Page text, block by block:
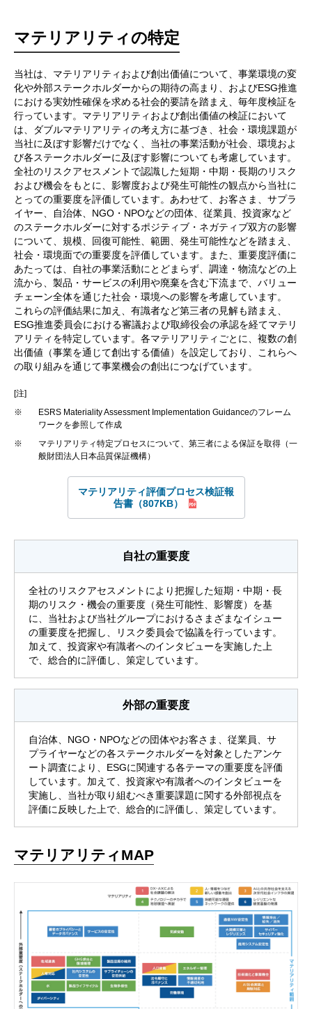
マテリアリティの特定
当社は、マテリアリティおよび創出価値について、事業環境の変
化や外部ステークホルダーからの期待の高まり、およびESG推進
における実効性確保を求める社会的要請を踏まえ、毎年度検証を
行っています。マテリアリティおよび創出価値の検証において
は、ダブルマテリアリティの考え方に基づき、社会・環境課題が
当社に及ぼす影響だけでなく、当社の事業活動が社会、環境およ
び各ステークホルダーに及ぼす影響についても考慮しています。
全社のリスクアセスメントで認識した短期・中期・長期のリスク
および機会をもとに、影響度および発生可能性の観点から当社に
とっての重要度を評価しています。あわせて、お客さま、サプラ
イヤー、自治体、NGO・NPOなどの団体、従業員、投資家など
のステークホルダーに対するポジティブ・ネガティブ双方の影響
について、規模、回復可能性、範囲、発生可能性などを踏まえ、
社会・環境面での重要度を評価しています。また、重要度評価に
あたっては、自社の事業活動にとどまらず、調達・物流などの上
流から、製品・サービスの利用や廃棄を含む下流まで、バリュー
チェーン全体を通じた社会・環境への影響を考慮しています。
これらの評価結果に加え、有識者など第三者の見解も踏まえ、
ESG推進委員会における審議および取締役会の承認を経てマテリ
アリティを特定しています。各マテリアリティごとに、複数の創
出価値（事業を通じて創出する価値）を設定しており、これらへ
の取り組みを通じて事業機会の創出につなげています。
[注]
※
ESRS Materiality Assessment Implementation Guidanceのフレーム
ワークを参照して作成
※
マテリアリティ特定プロセスについて、第三者による保証を取得（一
般財団法人日本品質保証機構）
マテリアリティ評価プロセス検証報
告書（807KB）
自社の重要度
全社のリスクアセスメントにより把握した短期・中期・長
期のリスク・機会の重要度（発生可能性、影響度）を基
に、当社および当社グループにおけるさまざまなイシュー
の重要度を把握し、リスク委員会で協議を行っています。
加えて、投資家や有識者へのインタビューを実施した上
で、総合的に評価し、策定しています。
外部の重要度
自治体、NGO・NPOなどの団体やお客さま、従業員、サ
プライヤーなどの各ステークホルダーを対象としたアンケ
ート調査により、ESGに関連する各テーマの重要度を評価
しています。加えて、投資家や有識者へのインタビューを
実施し、当社が取り組むべき重要課題に関する外部視点を
評価に反映した上で、総合的に評価し、策定しています。
マテリアリティMAP